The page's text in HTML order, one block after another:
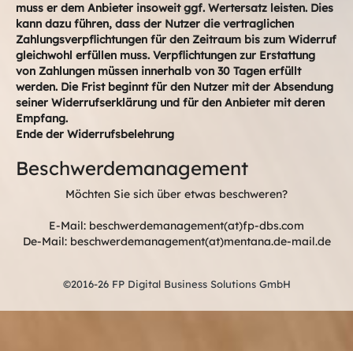
muss er dem Anbieter insoweit ggf. Wertersatz leisten. Dies
kann dazu führen, dass der Nutzer die vertraglichen
Zahlungsverpflichtungen für den Zeitraum bis zum Widerruf
gleichwohl erfüllen muss. Verpflichtungen zur Erstattung
von Zahlungen müssen innerhalb von 30 Tagen erfüllt
werden. Die Frist beginnt für den Nutzer mit der Absendung
seiner Widerrufserklärung und für den Anbieter mit deren
Empfang.
Ende der Widerrufsbelehrung
Beschwerdemanagement
Möchten Sie sich über etwas beschweren?
E-Mail: beschwerdemanagement(at)fp-dbs.com
De-Mail: beschwerdemanagement(at)mentana.de-mail.de
©2016-26 FP Digital Business Solutions GmbH